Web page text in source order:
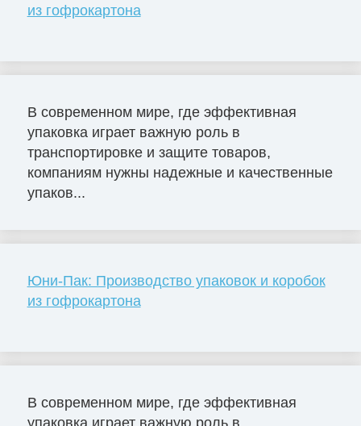
из гофрокартона
В современном мире, где эффективная
упаковка играет важную роль в
транспортировке и защите товаров,
компаниям нужны надежные и качественные
упаков...
Юни-Пак: Производство упаковок и коробок
из гофрокартона
В современном мире, где эффективная
упаковка играет важную роль в